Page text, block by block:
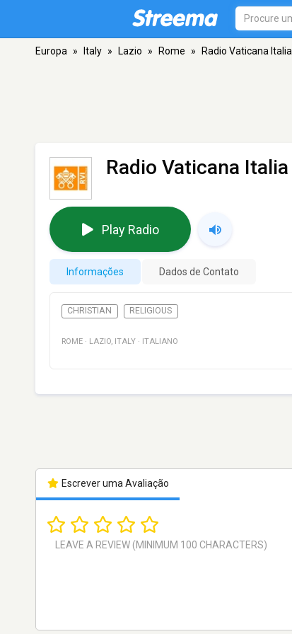
Europa » Italy » Lazio » Rome » Radio Vaticana Italia
Radio Vaticana Italia
Play Radio
Informações Dados de Contato
CHRISTIAN RELIGIOUS
ROME · LAZIO, ITALY · ITALIANO
Escrever uma Avaliação